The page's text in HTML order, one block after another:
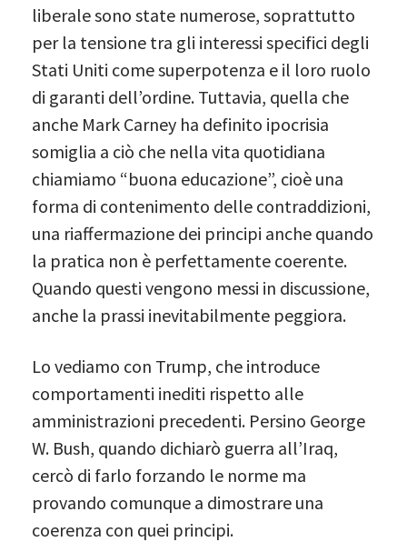
liberale sono state numerose, soprattutto
per la tensione tra gli interessi specifici degli
Stati Uniti come superpotenza e il loro ruolo
di garanti dell’ordine. Tuttavia, quella che
anche Mark Carney ha definito ipocrisia
somiglia a ciò che nella vita quotidiana
chiamiamo “buona educazione”, cioè una
forma di contenimento delle contraddizioni,
una riaffermazione dei principi anche quando
la pratica non è perfettamente coerente.
Quando questi vengono messi in discussione,
anche la prassi inevitabilmente peggiora.
Lo vediamo con Trump, che introduce
comportamenti inediti rispetto alle
amministrazioni precedenti. Persino George
W. Bush, quando dichiarò guerra all’Iraq,
cercò di farlo forzando le norme ma
provando comunque a dimostrare una
coerenza con quei principi.